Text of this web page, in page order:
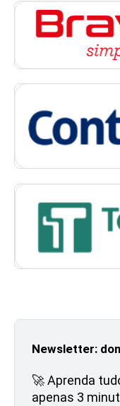
Newsletter:
🚀 Aprenda
apenas 3